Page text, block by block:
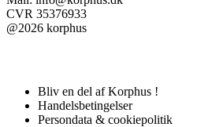
CVR 35376933
@2026 korphus
Bliv en del af Korphus !
Handelsbetingelser
Persondata & cookiepolitik